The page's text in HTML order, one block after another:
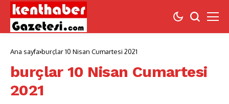
Ana sayfa burçlar 10 Nisan Cumartesi 2021
burçlar 10 Nisan Cumartesi
2021